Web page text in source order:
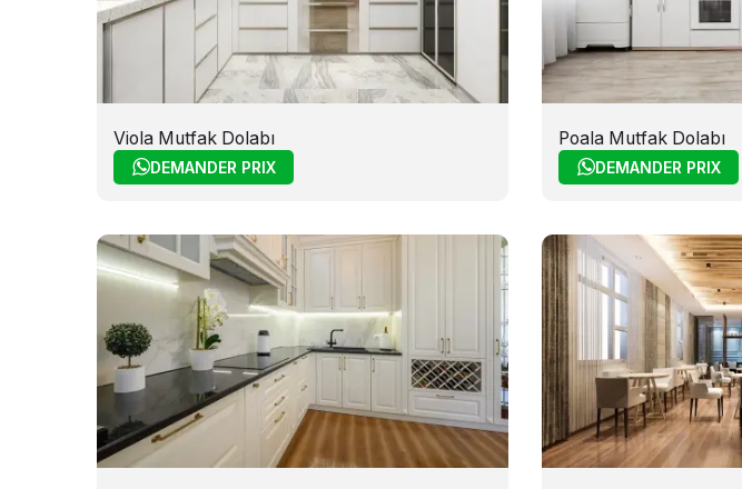
Viola Mutfak Dolabı
DEMANDER PRIX
Poala Mutfak Dolabı
DEMANDER PRIX